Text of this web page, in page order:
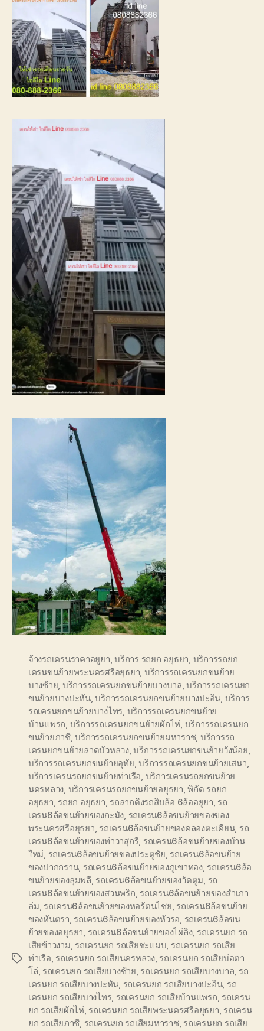
Tags
จ้างรถเครนราคาอยูยา ,บริการ รถยก อยุธยา บริการรถยก
เครนขนย้ายพระนครศรีอยุธยา บริการรถเครนยกขนย้าย
บางซ้าย บริการรถเครนยกขนย้ายบางบาล ,บริการรถเครนยก
ขนย้ายบางปะหัน,บริการรถเครนยกขนย้ายบางปะอิน บริการ
รถเครนยกขนย้ายบางไทร บริการรถเครนยกขนย้าย
บ้านแพรก บริการรถเครนยกขนย้ายผักไห่ บริการรถเครนยก
ขนย้ายภาชี,บริการรถเครนยกขนย้ายมหาราช, บริการรถ
เครนยกขนย้ายลาดบัวหลวง,บริการรถเครนยกขนย้ายวังน้อย
บริการรถเครนยกขนย้ายอุทัย ,บริการรถเครนยกขนย้ายเสนา
บริการเครนรถยกขนย้ายท่าเรือ บริการเครนรถยกขนย้าย
นครหลวง บริการเครนรถยกขนย้ายอยุธยา ,พิกัด รถยก
อยุธยา รถยก อยุธยา รถลากดึงรถสิบล้อ 6ล้ออยูยา รถ
เครน6ล้อขนย้ายของกะมัง รถเครน6ล้อขนย้ายของของ
พระนครศรีอยุธยา รถเครน6ล้อขนย้ายของคลองตะเคียน, รถ
เครน6ล้อขนย้ายของท่าวาสุกรี, รถเครน6ล้อขนย้ายของบ้าน
ใหม่ รถเครน6ล้อขนย้ายของประตูชัย รถเครน6ล้อขนย้าย
ของปากกราน, รถเครน6ล้อขนย้ายของภูเขาทอง, รถเครน6ล้อ
ขนย้ายของลุมพลี รถเครน6ล้อขนย้ายของวัดตูม รถ
เครน6ล้อขนย้ายของสวนพริก รถเครน6ล้อขนย้ายของสำเภา
ล่ม รถเครน6ล้อขนย้ายของหอรัตนไชย รถเครน6ล้อขนย้าย
ของหันตรา รถเครน6ล้อขนย้ายของหัวรอ รถเครน6ล้อขน
ย้ายของอยุธยา รถเครน6ล้อขนย้ายของไผ่ลิง, รถเครนยก รถ
เสียข้าวงาม รถเครนยก รถเสียชะแมบ รถเครนยก รถเสีย
ท่าเรือ รถเครนยก รถเสียนครหลวง, รถเครนยก รถเสียบ่อตา
โล่ รถเครนยก รถเสียบางซ้าย รถเครนยก รถเสียบางบาล รถ
เครนยก รถเสียบางปะหัน รถเครนยก รถเสียบางปะอิน, รถ
เครนยก รถเสียบางไทร, รถเครนยก รถเสียบ้านแพรก รถเครน
ยก รถเสียผักไห่ รถเครนยก รถเสียพระนครศรีอยุธยา รถเครน
ยก รถเสียภาชี รถเครนยก รถเสียมหาราช, รถเครนยก รถเสีย